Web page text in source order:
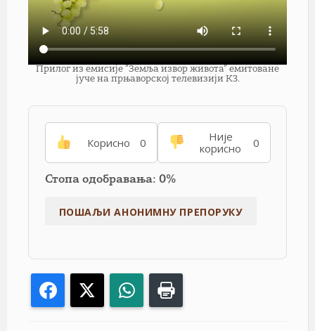
Прилог из емисије ”Земља извор живота” емитоване
јуче на прњаворској телевизији К3.
Корисно 0
Није
корисно
0
Стопа одобравања: 0%
Facebook WhatsApp